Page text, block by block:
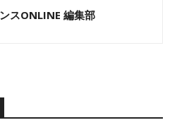
スONLINE 編集部